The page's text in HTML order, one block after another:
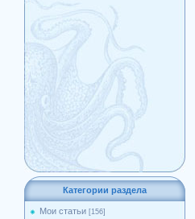
Категории раздела
Мои статьи [156]